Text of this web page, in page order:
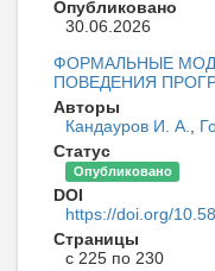
Опубликовано
30.06.2026
ФОРМАЛЬНЫЕ
ПОВЕДЕНИЯ
Авторы
Кандауров И. А.
Статус
Опубликовано
DOI
https://doi.org/
Страницы
с 225 по 230